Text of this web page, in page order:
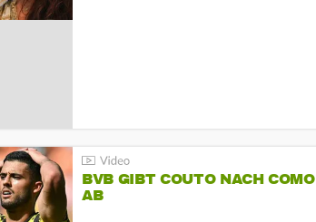
BVB GIBT COUTO NACH COMO
AB